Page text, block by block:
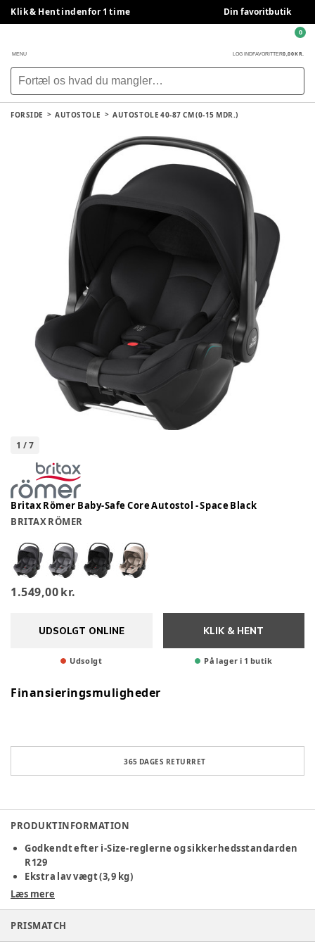
Klik & Hent indenfor 1 time Din favoritbutik
MENU LOG INDFAVORITTER0,00 KR.
0
FORSIDE AUTOSTOLE AUTOSTOLE 40-87 CM (0-15 MDR.)
1 /7
Britax Römer Baby-Safe Core Autostol - Space Black
BRITAX RÖMER
1.549,00 kr.
UDSOLGT ONLINE
Udsolgt
KLIK & HENT
På lager i 1 butik
Finansieringsmuligheder
365 DAGES RETURRET
PRODUKTINFORMATION
Godkendt efter i-Size-reglerne og sikkerhedsstandarden
R129
Ekstra lav vægt (3,9 kg)
Fleksibel og let løsning til alle biler
Stolens navn er Baby-Safe Core, og den holder dit barn
sikkert og beskyttet. Omfavn dit barn med komfort, så det er
trygt og behageligt på hver eneste tur. De polstrede
Læs mere
PRISMATCH